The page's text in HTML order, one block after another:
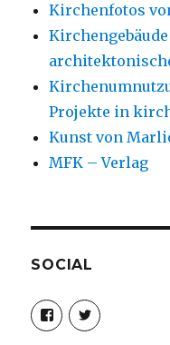
Kirchenfotos
Projekte in
Kunst von
MFK – Verlag
SOCIAL
Profil
von
christoph.fleischer1
Profil
von